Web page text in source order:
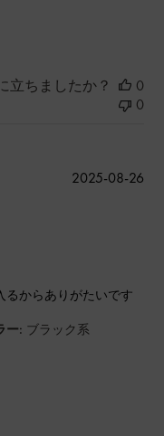
立ちましたか？
0
0
るからありがたいです
ー: ブラック系
公
2025-08-26